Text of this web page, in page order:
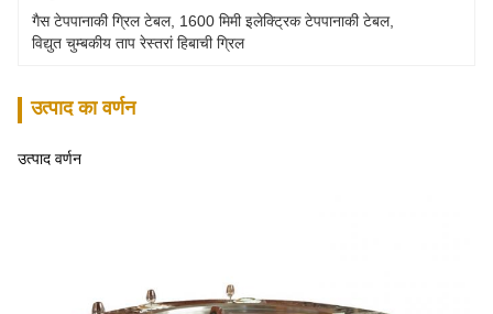
गैस टेपपानाकी ग्रिल टेबल, 1600 मिमी इलेक्ट्रिक टेपपानाकी टेबल,
विद्युत चुम्बकीय ताप रेस्तरां हिबाची ग्रिल
उत्पाद का वर्णन
उत्पाद वर्णन